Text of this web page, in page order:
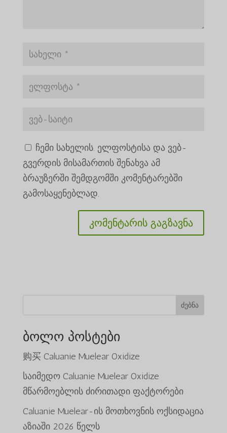
ჩემი სახელის. ელფოსტისა და ვებ-
გვერდის მისამართის შენახვა ამ
ბრაუზერში შემდგომში კომენტარებში
გამოსაყენებლად.
ძებნა
ბოლო პოსტები
购买 Caluanie Muelear Oxidize
საიმედო Caluanie Muelear Oxidize
მწარმოებლის ძირითადი ფაქტორები
Caluanie Muelear-ის მოთხოვნის ოქსიდაცია
აზიაში 2026 წელს